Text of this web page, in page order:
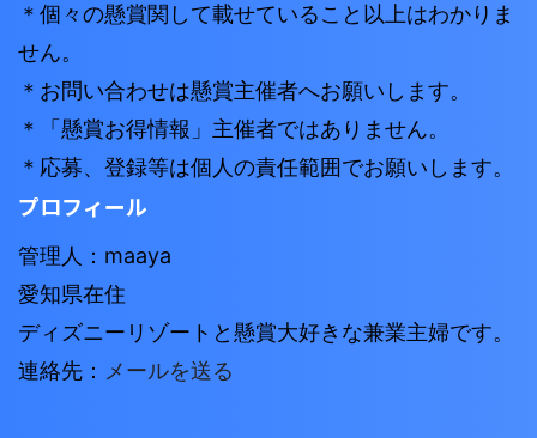
＊個々の懸賞関して載せていること以上はわかりま
せん。
＊お問い合わせは懸賞主催者へお願いします。
＊「懸賞お得情報」主催者ではありません。
＊応募、登録等は個人の責任範囲でお願いします。
プロフィール
管理人：maaya
愛知県在住
ディズニーリゾートと懸賞大好きな兼業主婦です。
連絡先： メールを送る